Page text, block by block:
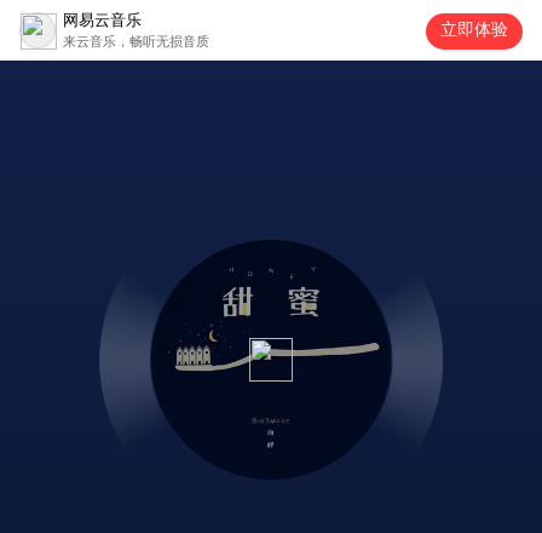
网易云音乐
来云音乐，畅听无损音质
立即体验